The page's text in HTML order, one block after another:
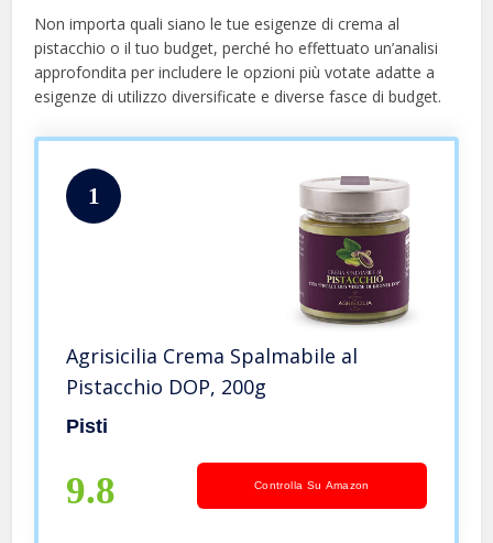
Non importa quali siano le tue esigenze di crema al
pistacchio o il tuo budget, perché ho effettuato un’analisi
approfondita per includere le opzioni più votate adatte a
esigenze di utilizzo diversificate e diverse fasce di budget.
1
Agrisicilia Crema Spalmabile al
Pistacchio DOP, 200g
Pisti
9.8 Controlla Su Amazon